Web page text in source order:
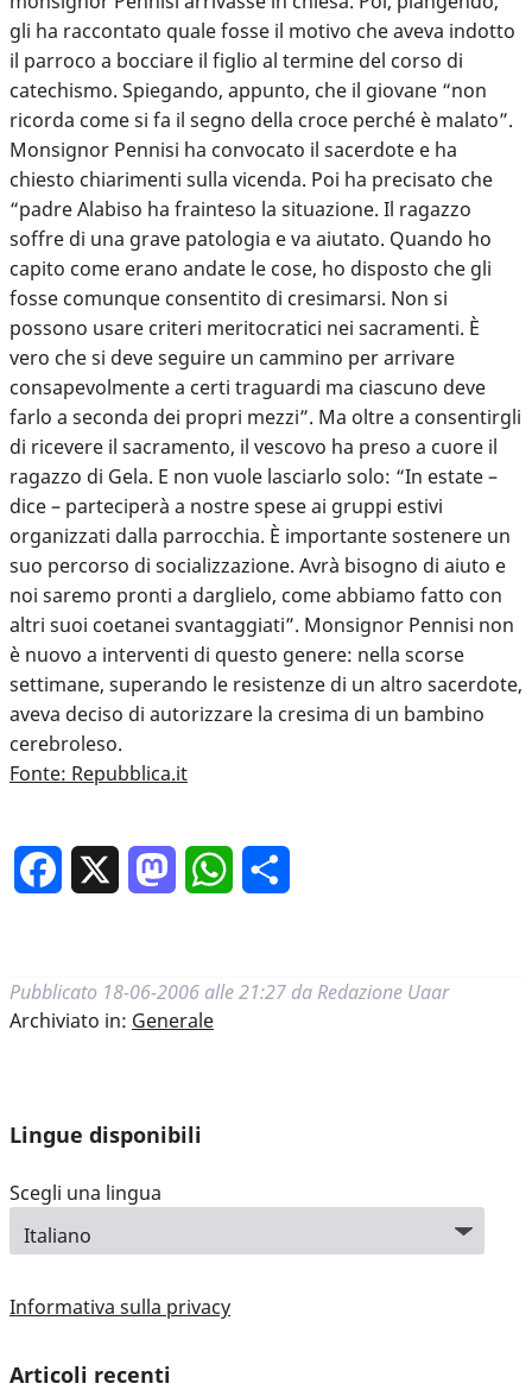
gli ha raccontato quale fosse il motivo che aveva indotto
il parroco a bocciare il figlio al termine del corso di
catechismo. Spiegando, appunto, che il giovane “non
ricorda come si fa il segno della croce perché è malato”.
Monsignor Pennisi ha convocato il sacerdote e ha
chiesto chiarimenti sulla vicenda. Poi ha precisato che
“padre Alabiso ha frainteso la situazione. Il ragazzo
soffre di una grave patologia e va aiutato. Quando ho
capito come erano andate le cose, ho disposto che gli
fosse comunque consentito di cresimarsi. Non si
possono usare criteri meritocratici nei sacramenti. È
vero che si deve seguire un cammino per arrivare
consapevolmente a certi traguardi ma ciascuno deve
farlo a seconda dei propri mezzi”. Ma oltre a consentirgli
di ricevere il sacramento, il vescovo ha preso a cuore il
ragazzo di Gela. E non vuole lasciarlo solo: “In estate –
dice – parteciperà a nostre spese ai gruppi estivi
organizzati dalla parrocchia. È importante sostenere un
suo percorso di socializzazione. Avrà bisogno di aiuto e
noi saremo pronti a darglielo, come abbiamo fatto con
altri suoi coetanei svantaggiati”. Monsignor Pennisi non
è nuovo a interventi di questo genere: nella scorse
settimane, superando le resistenze di un altro sacerdote,
aveva deciso di autorizzare la cresima di un bambino
cerebroleso.
Fonte: Repubblica.it
Facebook MastodonWhatsApp
Pubblicato 18-06-2006 alle 21:27 da Redazione Uaar
Archiviato in: Generale
Lingue disponibili
Scegli una lingua
Informativa sulla privacy
Articoli recenti